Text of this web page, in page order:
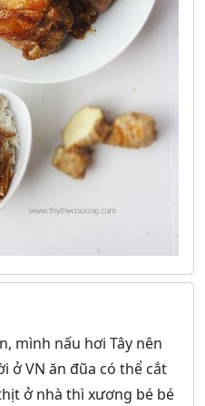
mình nấu hơi Tây nên
ở VN ăn đũa có thể cắt
ở nhà thì xương bé bé